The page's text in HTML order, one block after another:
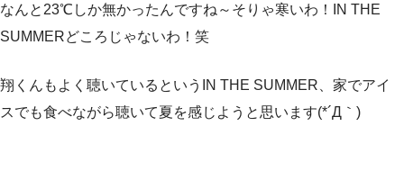
なんと23℃しか無かったんですね～そりゃ寒いわ！IN THE
SUMMERどころじゃないわ！笑
翔くんもよく聴いているというIN THE SUMMER、家でアイ
スでも食べながら聴いて夏を感じようと思います(*´Д｀)